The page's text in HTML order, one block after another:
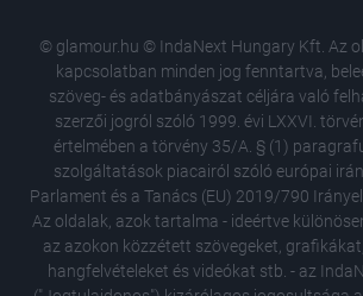
© glamour.hu © IndaNext Hungary Kft. Az
kapcsolatban minden jog fenntartva,
szöveg- és adatbányászat céljára való
szerzői jogról szóló 1999. évi LXXVI.
értelmében a törvény 35/A. § (1)
szolgáltatások piacairól szóló európai
Parlament és a Tanács (EU) 2019/790
Az oldalak, azok tartalma - ideértve
az azokon közzétett szövegeket,
hangfelvételeket és videókat stb. - az